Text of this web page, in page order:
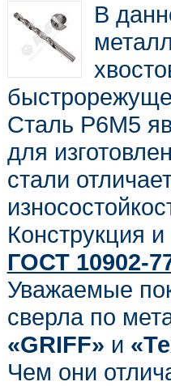
В
Сталь Р6М5
для
стали
Конструкция
ГОСТ 10902-
Уважаемые
сверла по
«GRIFF» и
Чем они